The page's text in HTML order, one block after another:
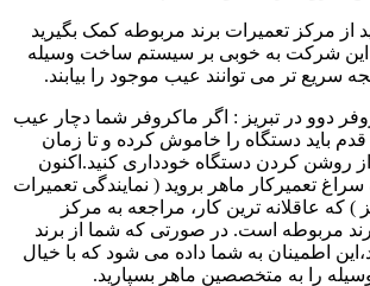
از مرکز تعمیرات برند مربوطه کمک بگیرید
این شرکت به خوبی بر سیستم ساخت وسیله
سریع تر می توانند عیب موجود را بیابند.
دوو در تبریز : اگر ماکروفر شما دچار عیب
باید دستگاه را خاموش کرده و تا زمان
کردن دستگاه خودداری کنید.اکنون
سراغ تعمیرکار ماهر بروید ( نمایندگی تعمیرات
) که عاقلانه ترین کار، مراجعه به مرکز
مربوطه است. در صورتی که شما از برند
اطمینان به شما داده می شود که با خیال
وسیله را به متخصصین ماهر بسپارید.